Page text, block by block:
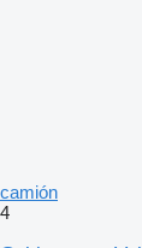
camión
4